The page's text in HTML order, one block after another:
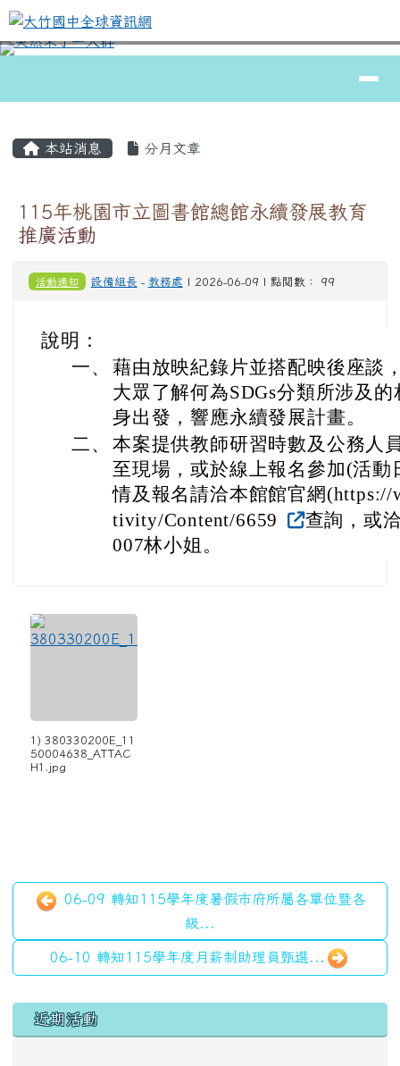
跳至主內容區
大竹國中全球資訊網
⏸
本站消息 分月文章
115年桃園市立圖書館總館永續發展教育
推廣活動
活動通知 設備組長 - 教務處 | 2026-06-09 | 點閱數： 99
說明：
一、 藉由放映紀錄片並搭配映後座談
大眾了解何為SDGs分類所涉及
身出發，響應永續發展計畫。
二、 本案提供教師研習時數及公務人
至現場，或於線上報名參加(活
情及報名請洽本館館官網
tivity/Content/6659
查詢，或
007林小姐。
1) 380330200E_11
50004638_ATTAC
H1.jpg
06-09 轉知115學年度暑假市府所屬各單位暨各
級...
06-10 轉知115學年度月薪制助理員甄選...
左邊區域內容
近期活動